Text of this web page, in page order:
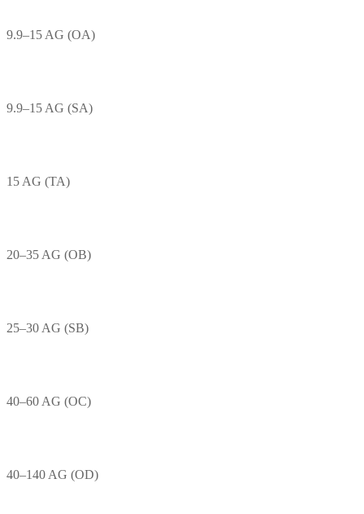
9.9–15 AG (OA)
9.9–15 AG (SA)
15 AG (TA)
20–35 AG (OB)
25–30 AG (SB)
40–60 AG (OC)
40–140 AG (OD)